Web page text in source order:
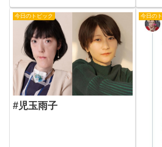
今日のトピック
#児玉雨子
今日の